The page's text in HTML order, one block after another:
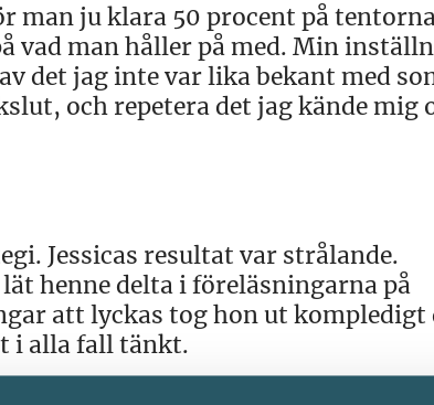
man ju klara 50 procent på
vad man håller på med. Min
det jag inte var lika bekant med
och repetera det jag kände mig
Jessicas resultat var strålande.
henne delta i föreläsningarna på
att lyckas tog hon ut kompledigt
i alla fall tänkt.